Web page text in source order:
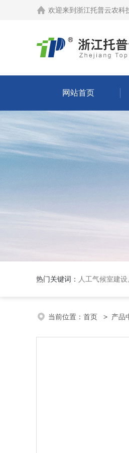
欢迎来到 浙江托普云农科
网站首页
热门关键词： 人工气候室建
当前位置： 首页 > 产品